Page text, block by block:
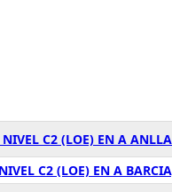
C2 (LOE) EN A
C2 (LOE) EN A